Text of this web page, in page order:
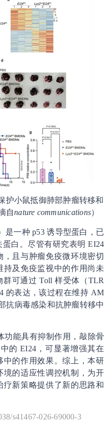
护小鼠抵御肺部肿瘤转移和
自nature communications）
是一种 p53 诱导型蛋白，已
白。尽管有研究表明 EI24
且与肿瘤免疫微环境密切
及免疫监视中的作用尚未
可通过 Toll 样受体（TLR
的表达，该过程在维持 AM
抗病毒感染和抗肿瘤转移中
功能具有抑制作用，敲除骨
的 EI24，可显著增强其在
中的作用效果。综上，本研
境的适应性调控机制，为开
新策略提供了新的思路和
s41467-026-69000-3